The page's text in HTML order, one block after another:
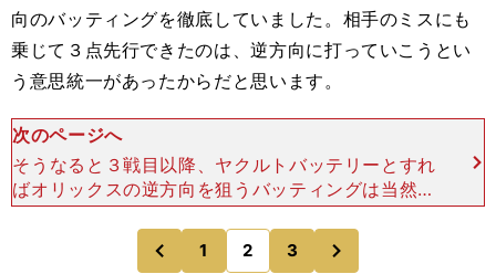
向のバッティングを徹底していました。相手のミスにも
乗じて３点先行できたのは、逆方向に打っていこうとい
う意思統一があったからだと思います。
次のページへ
そうなると３戦目以降、ヤクルトバッテリーとすれ
ばオリックスの逆方向を狙うバッティングは当然考
慮してくるはずです。その対策として、インコース
に食い込んでくる変化球を投げたり、逆方向に打た
れない工夫をして
前
のページへ
1 2 3